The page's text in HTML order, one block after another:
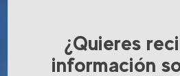
¿Quieres
información